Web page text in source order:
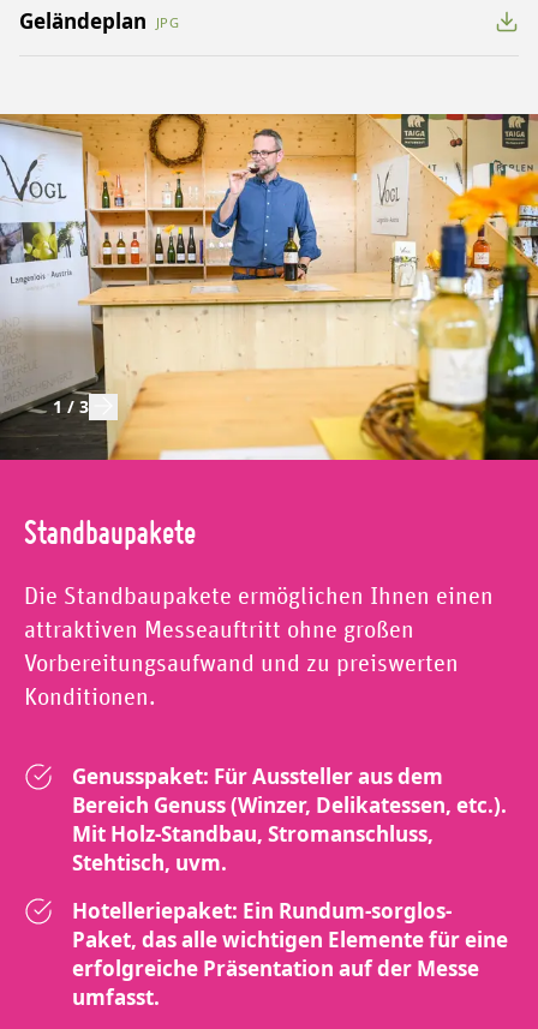
Geländeplan JPG
1/ 3
Standbaupakete
Die Standbaupakete ermöglichen Ihnen einen
attraktiven Messeauftritt ohne großen
Vorbereitungsaufwand und zu preiswerten
Konditionen.
Genusspaket: Für Aussteller aus dem
Bereich Genuss (Winzer, Delikatessen, etc.).
Mit Holz-Standbau, Stromanschluss,
Stehtisch, uvm.
Hotelleriepaket: Ein Rundum-sorglos-
Paket, das alle wichtigen Elemente für eine
erfolgreiche Präsentation auf der Messe
umfasst.